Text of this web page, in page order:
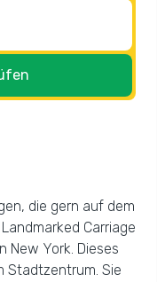
die gern auf dem
Carriage
New York. Dieses
Stadtzentrum. Sie